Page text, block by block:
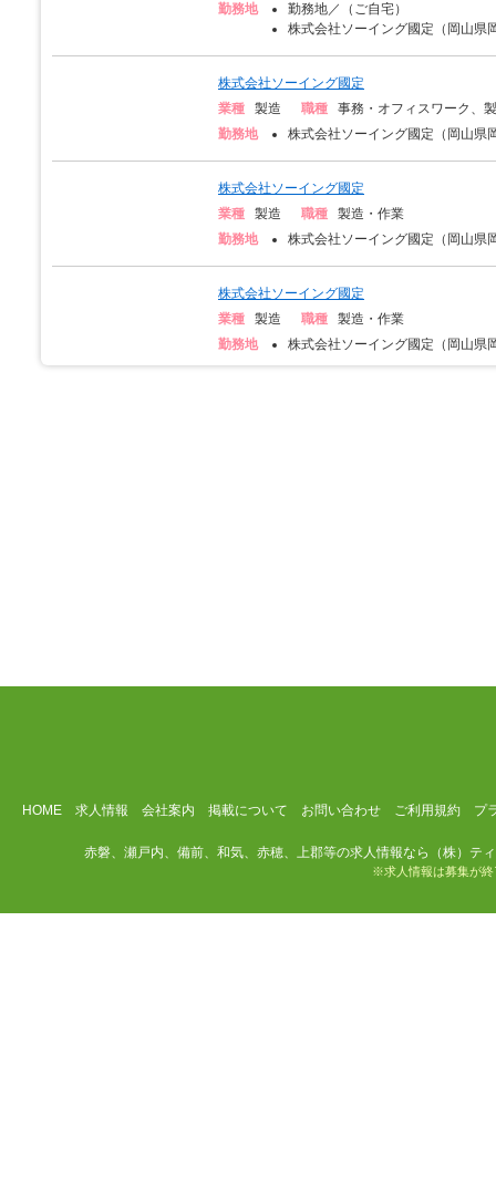
勤務地
勤務地／（ご自宅）
株式会社ソーイング國定（岡山県
株式会社ソーイング國定
業種
製造 職種
事務・オフィスワーク、
勤務地
株式会社ソーイング國定（岡山県
株式会社ソーイング國定
業種
製造 職種
製造・作業
勤務地
株式会社ソーイング國定（岡山県
株式会社ソーイング國定
業種
製造 職種
製造・作業
勤務地
株式会社ソーイング國定（岡山県
HOME 求人情報 会社案内 掲載について お問い合わせ ご利用規約 プ
赤磐、瀬戸内、備前、和気、赤穂、上郡等の求人情報なら（株）テ
※求人情報は募集が終